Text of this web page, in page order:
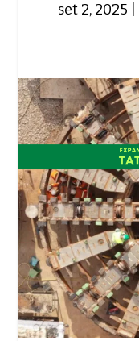
set 2, 2025